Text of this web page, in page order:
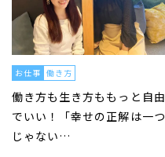
お仕事 働き方
働き方も生き方ももっと自由
でいい！「幸せの正解は一つ
じゃない…